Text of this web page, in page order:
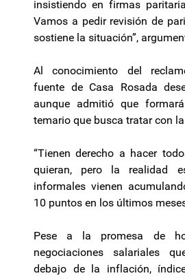
insistiendo en firmas
Vamos a pedir revisión de
sostiene la situación”,
Al conocimiento del
fuente de Casa Rosada
aunque admitió que
temario que busca tratar con
“Tienen derecho a hacer
quieran, pero la realidad
informales vienen
10 puntos en los últimos
Pese a la promesa de
negociaciones salariales
debajo de la inflación,